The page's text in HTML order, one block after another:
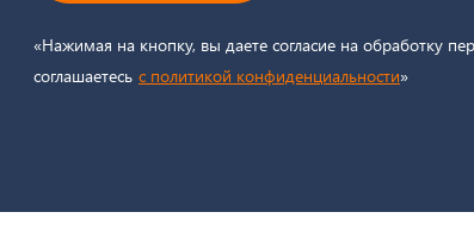
«Нажимая на кнопку, вы даете согласие на обработку
соглашаетесь c политикой конфиденциальности»